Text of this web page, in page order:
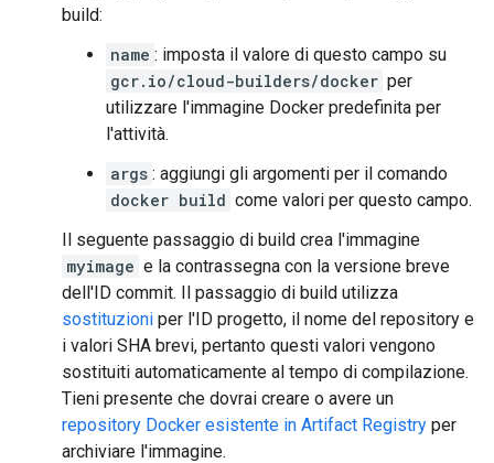
build:
name : imposta il valore di questo campo su
gcr.io/cloud-builders/docker per
utilizzare l'immagine Docker predefinita per
l'attività.
args : aggiungi gli argomenti per il comando
docker build come valori per questo campo.
Il seguente passaggio di build crea l'immagine
myimage e la contrassegna con la versione breve
dell'ID commit. Il passaggio di build utilizza
sostituzioni per l'ID progetto, il nome del repository e
i valori SHA brevi, pertanto questi valori vengono
sostituiti automaticamente al tempo di compilazione.
Tieni presente che dovrai creare o avere un
repository Docker esistente in Artifact Registry per
archiviare l'immagine.